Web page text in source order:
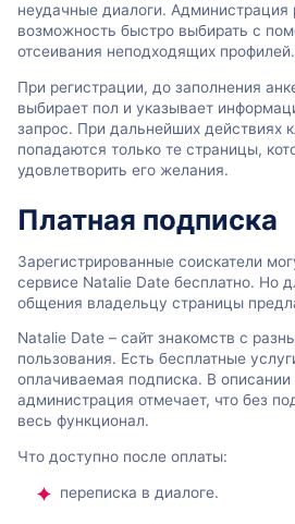
неудачные диалоги. Администрация
возможность быстро выбирать с
отсеивания неподходящих профилей.
При регистрации, до заполнения
выбирает пол и указывает
запрос. При дальнейших действиях
попадаются только те страницы,
удовлетворить его желания.
Платная подписка
Зарегистрированные соискатели
сервисе Natalie Date бесплатно. Но
общения владельцу страницы
Natalie Date – сайт знакомств с
пользования. Есть бесплатные
оплачиваемая подписка. В описании
администрация отмечает, что без
весь функционал.
Что доступно после оплаты:
переписка в диалоге.